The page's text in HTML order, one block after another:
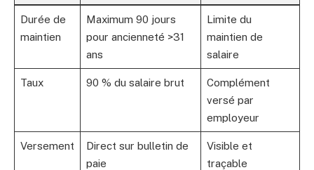
Durée de
maintien
Maximum 90 jours
pour ancienneté >31
ans
Limite du
maintien de
salaire
Taux 90 % du salaire brut
Complément
versé par
employeur
Versement
Direct sur bulletin de
paie
Visible et
traçable